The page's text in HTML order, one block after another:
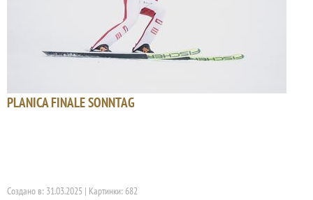
PLANICA FINALE SONNTAG
Создано в: 31.03.2025 | Картинки: 682